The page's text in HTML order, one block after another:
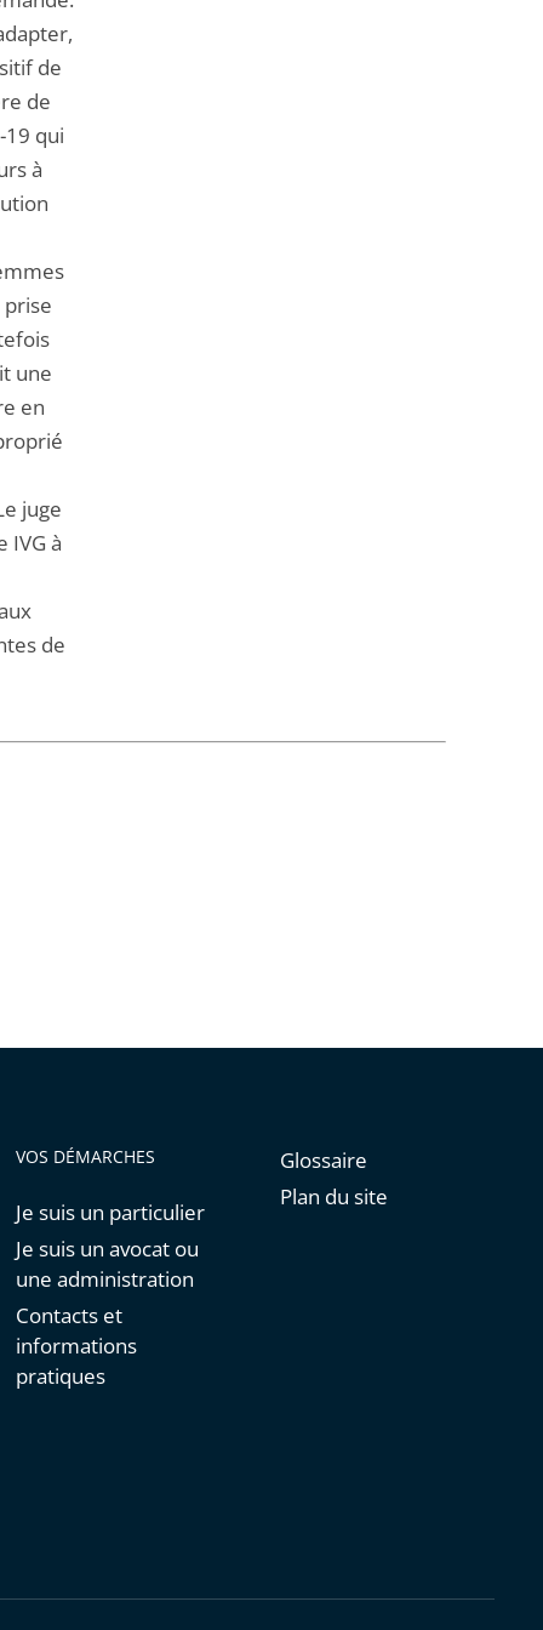
de
de
19 qui
à
prise
une
en
juge
IVG à
de
VOS DÉMARCHES
Je suis un particulier
Je suis un avocat ou
une administration
Contacts et
informations
pratiques
Glossaire
Plan du site